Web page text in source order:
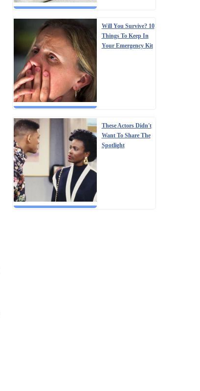
Will You Survive? 10
Things To Keep In
Your Emergency Kit
These Actors Didn't
Want To Share The
Spotlight